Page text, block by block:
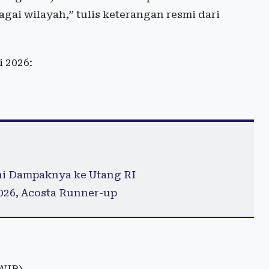
wilayah,” tulis keterangan resmi dari
Dampaknya ke Utang RI
Acosta Runner-up